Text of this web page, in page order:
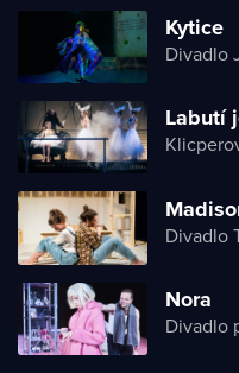
Kytice
Divadlo
Labutí
Divadlo
Nora
Divadlo